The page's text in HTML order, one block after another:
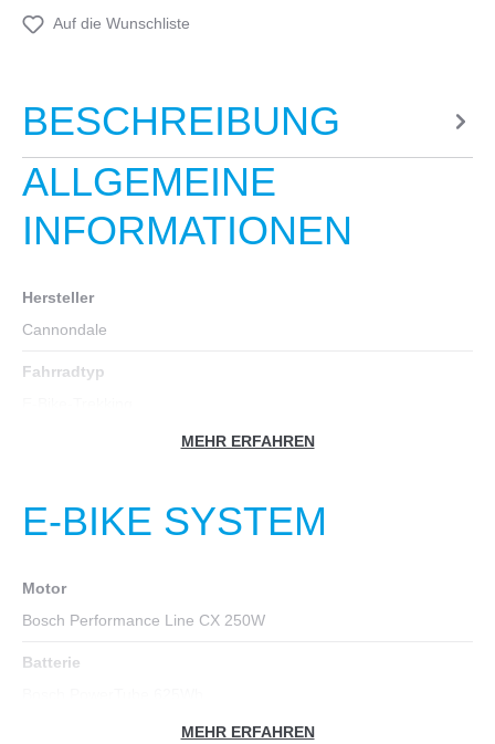
Auf die Wunschliste
BESCHREIBUNG
ALLGEMEINE
INFORMATIONEN
Hersteller
Cannondale
Fahrradtyp
Geschlecht
Gewicht in kg
24
Zoll
MEHR ERFAHREN
E-BIKE SYSTEM
Motor
Bosch Performance Line CX 250W
Batterie
MEHR ERFAHREN